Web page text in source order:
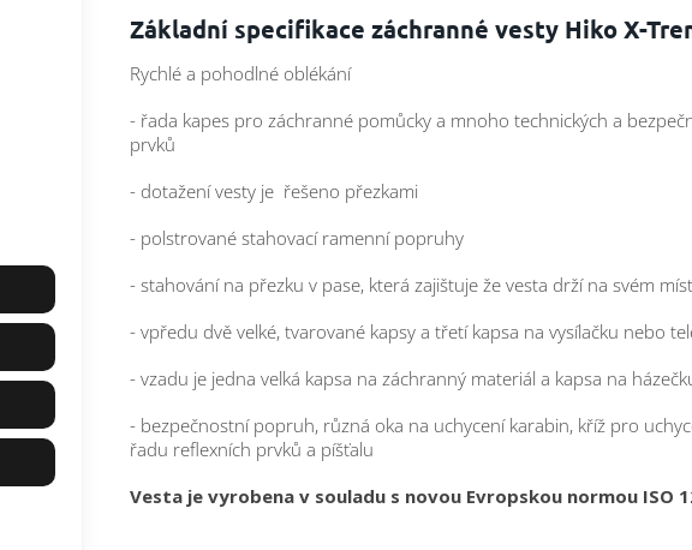
Základní specifikace záchranné vesty Hiko X-
Rychlé a pohodlné oblékání
- řada kapes pro záchranné pomůcky a mnoho technických a
prvků
- dotažení vesty je řešeno přezkami
- polstrované stahovací ramenní popruhy
- stahování na přezku v pase, která zajištuje že vesta drží na svém
- vpředu dvě velké, tvarované kapsy a třetí kapsa na vysílačku nebo
- vzadu je jedna velká kapsa na záchranný materiál a kapsa na
- bezpečnostní popruh, různá oka na uchycení karabin, kříž pro
řadu reflexních prvků a píšťalu
Vesta je vyrobena v souladu s novou Evropskou normou ISO